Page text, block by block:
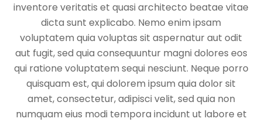
inventore veritatis et quasi architecto beatae vitae
dicta sunt explicabo. Nemo enim ipsam
voluptatem quia voluptas sit aspernatur aut odit
aut fugit, sed quia consequuntur magni dolores eos
qui ratione voluptatem sequi nesciunt. Neque porro
quisquam est, qui dolorem ipsum quia dolor sit
amet, consectetur, adipisci velit, sed quia non
numquam eius modi tempora incidunt ut labore et